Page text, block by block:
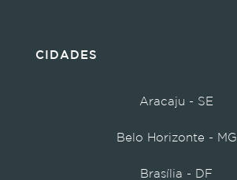
CIDADES
Aracaju - SE
Belo Horizonte - MG
Brasília - DF